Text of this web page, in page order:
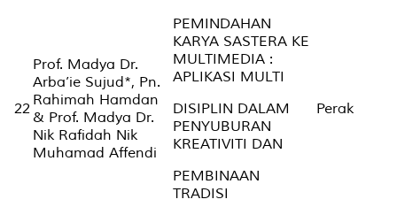
22
Prof. Madya Dr.
Arba’ie Sujud*, Pn.
Rahimah Hamdan
& Prof. Madya Dr.
Nik Rafidah Nik
Muhamad Affendi
PEMINDAHAN
KARYA SASTERA KE
MULTIMEDIA :
APLIKASI MULTI
DISIPLIN DALAM
PENYUBURAN
KREATIVITI DAN
PEMBINAAN
TRADISI
Perak